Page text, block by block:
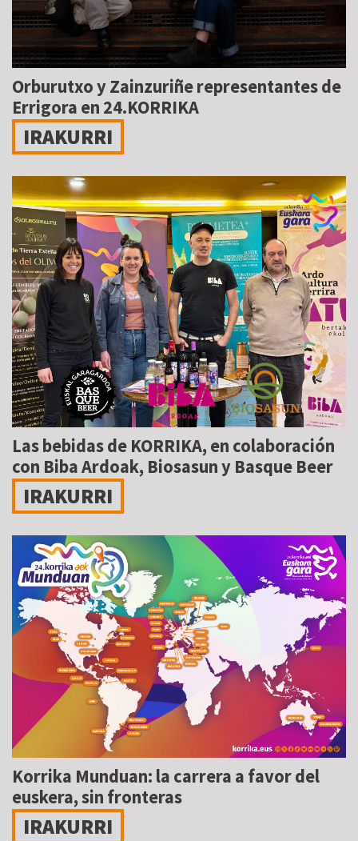
Orburutxo y Zainzuriñe representantes de
Errigora en 24.KORRIKA
IRAKURRI
Las bebidas de KORRIKA, en colaboración
con Biba Ardoak, Biosasun y Basque Beer
IRAKURRI
Korrika Munduan: la carrera a favor del
euskera, sin fronteras
IRAKURRI